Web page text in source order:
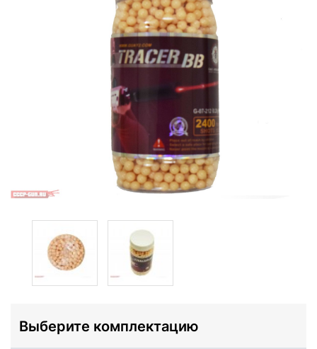
Выберите комплектацию